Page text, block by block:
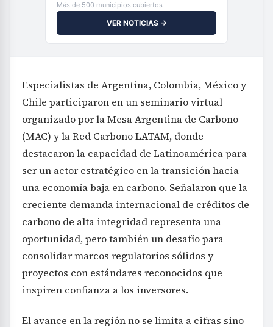
Más de 500 municipios cubiertos
VER NOTICIAS →
Especialistas de Argentina, Colombia, México y
Chile participaron en un seminario virtual
organizado por la Mesa Argentina de Carbono
(MAC) y la Red Carbono LATAM, donde
destacaron la capacidad de Latinoamérica para
ser un actor estratégico en la transición hacia
una economía baja en carbono. Señalaron que la
creciente demanda internacional de créditos de
carbono de alta integridad representa una
oportunidad, pero también un desafío para
consolidar marcos regulatorios sólidos y
proyectos con estándares reconocidos que
inspiren confianza a los inversores.
El avance en la región no se limita a cifras sino